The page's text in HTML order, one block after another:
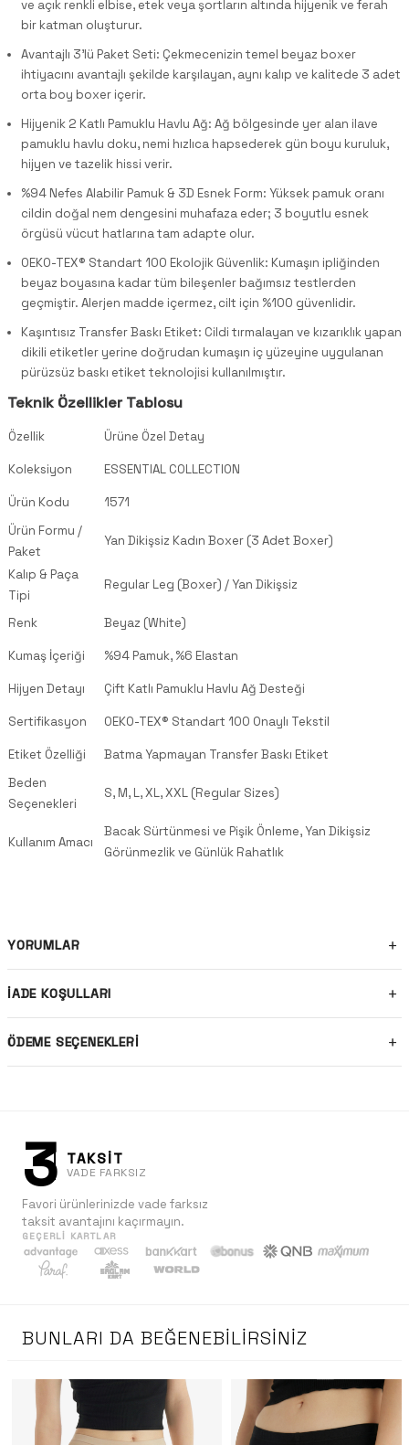
ve açık renkli elbise, etek veya şortların altında hijyenik ve ferah
bir katman oluşturur.
Avantajlı 3'lü Paket Seti: Çekmecenizin temel beyaz boxer
ihtiyacını avantajlı şekilde karşılayan, aynı kalıp ve kalitede 3 adet
orta boy boxer içerir.
Hijyenik 2 Katlı Pamuklu Havlu Ağ: Ağ bölgesinde yer alan ilave
pamuklu havlu doku, nemi hızlıca hapsederek gün boyu kuruluk,
hijyen ve tazelik hissi verir.
%94 Nefes Alabilir Pamuk & 3D Esnek Form: Yüksek pamuk oranı
cildin doğal nem dengesini muhafaza eder; 3 boyutlu esnek
örgüsü vücut hatlarına tam adapte olur.
OEKO-TEX® Standart 100 Ekolojik Güvenlik: Kumaşın ipliğinden
beyaz boyasına kadar tüm bileşenler bağımsız testlerden
geçmiştir. Alerjen madde içermez, cilt için %100 güvenlidir.
Kaşıntısız Transfer Baskı Etiket: Cildi tırmalayan ve kızarıklık yapan
dikili etiketler yerine doğrudan kumaşın iç yüzeyine uygulanan
pürüzsüz baskı etiket teknolojisi kullanılmıştır.
Teknik Özellikler Tablosu
Özellik Ürüne Özel Detay
Koleksiyon ESSENTIAL COLLECTION
Ürün Kodu
1571
Ürün Formu /
Paket
Yan Dikişsiz Kadın Boxer (3 Adet Boxer)
Kalıp & Paça
Tipi
Regular Leg (Boxer) / Yan Dikişsiz
Renk Beyaz (White)
Kumaş İçeriği %94 Pamuk, %6 Elastan
Hijyen Detayı Çift Katlı Pamuklu Havlu Ağ Desteği
Sertifikasyon OEKO-TEX® Standart 100 Onaylı Tekstil
Etiket Özelliği
Batma Yapmayan Transfer Baskı Etiket
Beden
Seçenekleri
S, M, L, XL, XXL (Regular Sizes)
Kullanım Amacı
Bacak Sürtünmesi ve Pişik Önleme, Yan Dikişsiz
Görünmezlik ve Günlük Rahatlık
YORUMLAR
İADE KOŞULLARI
ÖDEME SEÇENEKLERI
3 TAKSİT
VADE FARKSIZ
Favori ürünlerinizde vade farksız
taksit avantajını kaçırmayın.
GEÇERLI KARTLAR
BUNLARI DA BEĞENEBILIRSINIZ